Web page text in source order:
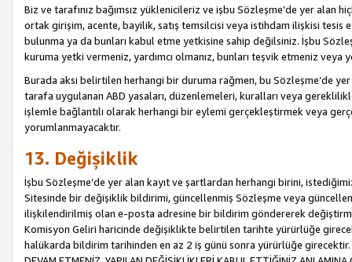
Biz ve tarafınız bağımsız yüklenicileriz ve işbu Sözleşme’de yer alan
ortak girişim, acente, bayilik, satış temsilcisi veya istihdam ilişkisi
bulunma ya da bunları kabul etme yetkisine sahip değilsiniz. İşbu
kuruma yetki vermeniz, yardımcı olmanız, bunları teşvik etmeniz
Burada aksi belirtilen herhangi bir duruma rağmen, bu Sözleşme’de
tarafa uygulanan ABD yasaları, düzenlemeleri, kuralları veya
işlemle bağlantılı olarak herhangi bir eylemi gerçekleştirmek veya
yorumlanmayacaktır.
13. Değişiklik
İşbu Sözleşme’de yer alan kayıt ve şartlardan herhangi birini,
Sitesinde bir değişiklik bildirimi, güncellenmiş Sözleşme veya
ilişkilendirilmiş olan e-posta adresine bir bildirim göndererek
Komisyon Geliri haricinde değişiklikte belirtilen tarihte yürürlüğe
halükarda bildirim tarihinden en az 2 iş günü sonra yürürlüğe girecektir.